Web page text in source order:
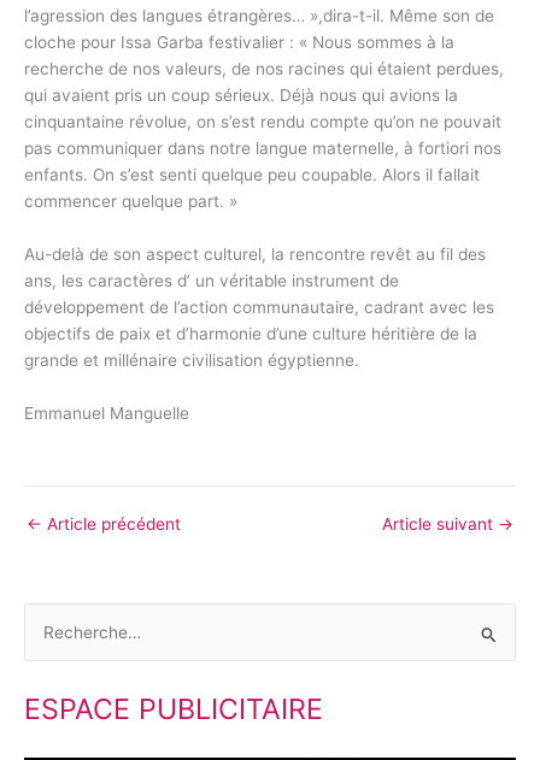
l’agression des langues étrangères… »,dira-t-il. Même son de
cloche pour Issa Garba festivalier : « Nous sommes à la
recherche de nos valeurs, de nos racines qui étaient perdues,
qui avaient pris un coup sérieux. Déjà nous qui avions la
cinquantaine révolue, on s’est rendu compte qu’on ne pouvait
pas communiquer dans notre langue maternelle, à fortiori nos
enfants. On s’est senti quelque peu coupable. Alors il fallait
commencer quelque part. »
Au-delà de son aspect culturel, la rencontre revêt au fil des
ans, les caractères d’ un véritable instrument de
développement de l’action communautaire, cadrant avec les
objectifs de paix et d’harmonie d’une culture héritière de la
grande et millénaire civilisation égyptienne.
Emmanuel Manguelle
← Article précédent Article suivant →
c
ESPACE PUBLICITAIRE